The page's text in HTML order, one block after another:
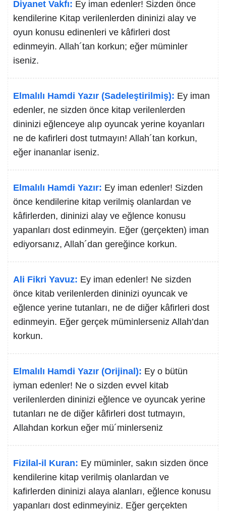
Diyanet Vakfı: Ey iman edenler! Sizden önce
kendilerine Kitap verilenlerden dininizi alay ve
oyun konusu edinenleri ve kâfirleri dost
edinmeyin. Allah´tan korkun; eğer müminler
iseniz.
Elmalılı Hamdi Yazır (Sadeleştirilmiş): Ey iman
edenler, ne sizden önce kitap verilenlerden
dininizi eğlenceye alıp oyuncak yerine koyanları
ne de kafirleri dost tutmayın! Allah´tan korkun,
eğer inananlar iseniz.
Elmalılı Hamdi Yazır: Ey iman edenler! Sizden
önce kendilerine kitap verilmiş olanlardan ve
kâfirlerden, dininizi alay ve eğlence konusu
yapanları dost edinmeyin. Eğer (gerçekten) iman
ediyorsanız, Allah´dan gereğince korkun.
Ali Fikri Yavuz: Ey iman edenler! Ne sizden
önce kitab verilenlerden dininizi oyuncak ve
eğlence yerine tutanları, ne de diğer kâfirleri dost
edinmeyin. Eğer gerçek müminlerseniz Allah’dan
korkun.
Elmalılı Hamdi Yazır (Orijinal): Ey o bütün
iyman edenler! Ne o sizden evvel kitab
verilenlerden dininizi eğlence ve oyuncak yerine
tutanları ne de diğer kâfirleri dost tutmayın,
Allahdan korkun eğer mü´minlerseniz
Fizilal-il Kuran: Ey müminler, sakın sizden önce
kendilerine kitap verilmiş olanlardan ve
kafirlerden dininizi alaya alanları, eğlence konusu
yapanları dost edinmeyiniz. Eğer gerçekten